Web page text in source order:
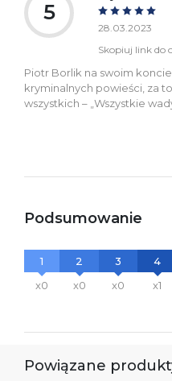
5
28.03.2023
Skopiuj link do
Piotr Borlik na swoim
kryminalnych powieści, za
wszystkich – „Wszystkie
Podsumowanie
1
x0
2
x0
3
x0
4
x1
Powiązane